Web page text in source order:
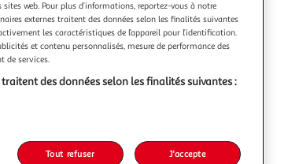
web. Pour plus d’informations, reportez-vous à notre
externes traitent des données selon les finalités suivantes
les caractéristiques de l’appareil pour l’identification.
et contenu personnalisés, mesure de performance des
de services.
des données selon les finalités suivantes :
Tout refuser J'accepte